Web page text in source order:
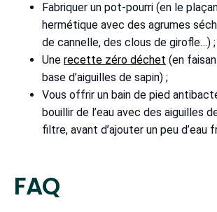
Fabriquer un pot-pourri (en le
hermétique avec des agrumes
de cannelle, des clous de girofle…) ;
Une recette zéro déchet (en
base d’aiguilles de sapin) ;
Vous offrir un bain de pied
bouillir de l’eau avec des aiguilles
filtre, avant d’ajouter un peu d’eau
FAQ